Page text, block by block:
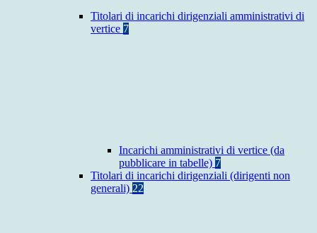
Titolari di incarichi dirigenziali amministrativi di
vertice 7
Incarichi amministrativi di vertice (da
pubblicare in tabelle) 7
Titolari di incarichi dirigenziali (dirigenti non
generali) 22